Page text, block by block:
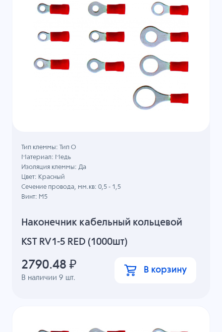
Наконечник кабельный кольцевой
KST RV1-5 RED (1000шт)
В наличии9 шт.
Тип клеммы: Тип О
Материал: Медь
Изоляция клеммы: Да
Цвет: Красный
Сечение провода, мм.кв: 0,5 - 1,5
Винт: M5
2790.48 ₽ В корзину